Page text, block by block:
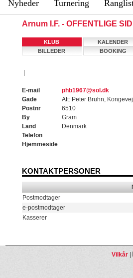
Nyheder Turnering
Arnum I.F. - OFFENTLIGE
KLUB KALENDER
BILLEDER
BOOKING
E-mail
phb1967@sol.dk
Gade
Att: Peter Bruhn,
Postnr
6510
By
Gram
Land
Denmark
Telefon
Hjemmeside
KONTAKTPERSONER
Postmodtager
e-postmodtager
Kasserer
Vilkår